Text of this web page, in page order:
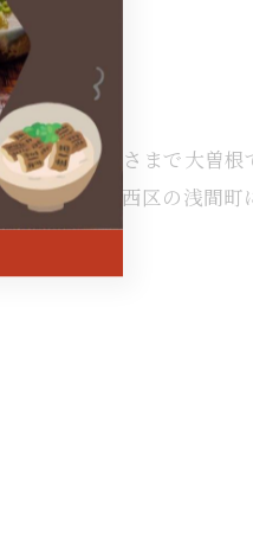
す！おかげさまで大曽
。名古屋市西区の浅間町